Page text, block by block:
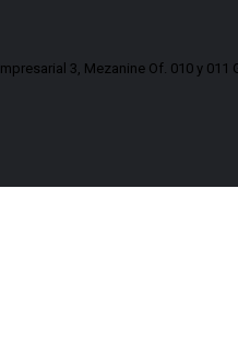
3, Mezanine Of. 010 y 011